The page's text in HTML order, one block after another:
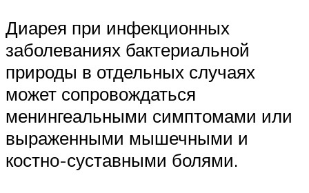
Диарея при инфекционных
заболеваниях бактериальной
природы в отдельных случаях
может сопровождаться
менингеальными симптомами или
выраженными мышечными и
костно-суставными болями.